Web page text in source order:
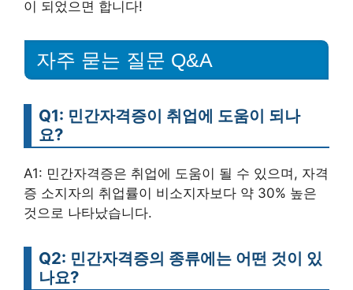
이 되었으면 합니다!
자주 묻는 질문 Q&A
Q1: 민간자격증이 취업에 도움이 되나
요?
A1: 민간자격증은 취업에 도움이 될 수 있으며, 자격
증 소지자의 취업률이 비소지자보다 약 30% 높은
것으로 나타났습니다.
Q2: 민간자격증의 종류에는 어떤 것이 있
나요?